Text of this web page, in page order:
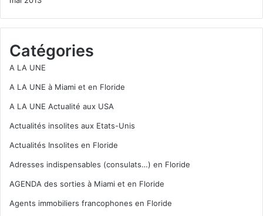
Catégories
A LA UNE
A LA UNE à Miami et en Floride
A LA UNE Actualité aux USA
Actualités insolites aux Etats-Unis
Actualités Insolites en Floride
Adresses indispensables (consulats…) en Floride
AGENDA des sorties à Miami et en Floride
Agents immobiliers francophones en Floride